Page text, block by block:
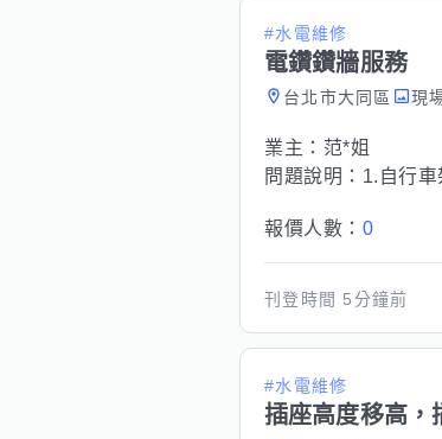
#水電維修
電鑽鑽牆服務
台北市大同區 現
業主： 范*姐
問題說明： 1.自行
報價人數： 0
刊登時間 5分鐘前
#水電維修
插座高度移高，